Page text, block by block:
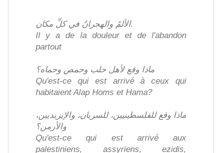
الألمُ والهجرانُ في كلِّ مكان.
Il y a de la douleur et de l'abandon
partout
ماذا وقع لأهل حلب وحمص وحماه؟
Qu'est-ce qui est arrivé à ceux qui
habitaient Alap Homs et Hama?
ماذا وقع للفلسطينيين، للسريان، والإيزيديين،
والأرمن؟
Qu'est-ce qui est arrivé aux
palestiniens, assyriens, ezidis,